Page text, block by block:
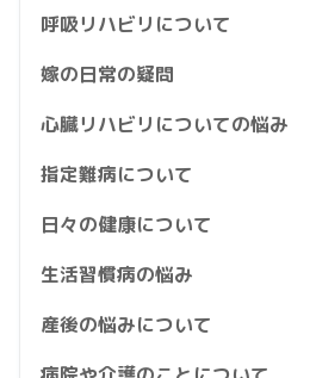
呼吸リハビリについて
嫁の日常の疑問
心臓リハビリについての悩み
指定難病について
日々の健康について
生活習慣病の悩み
産後の悩みについて